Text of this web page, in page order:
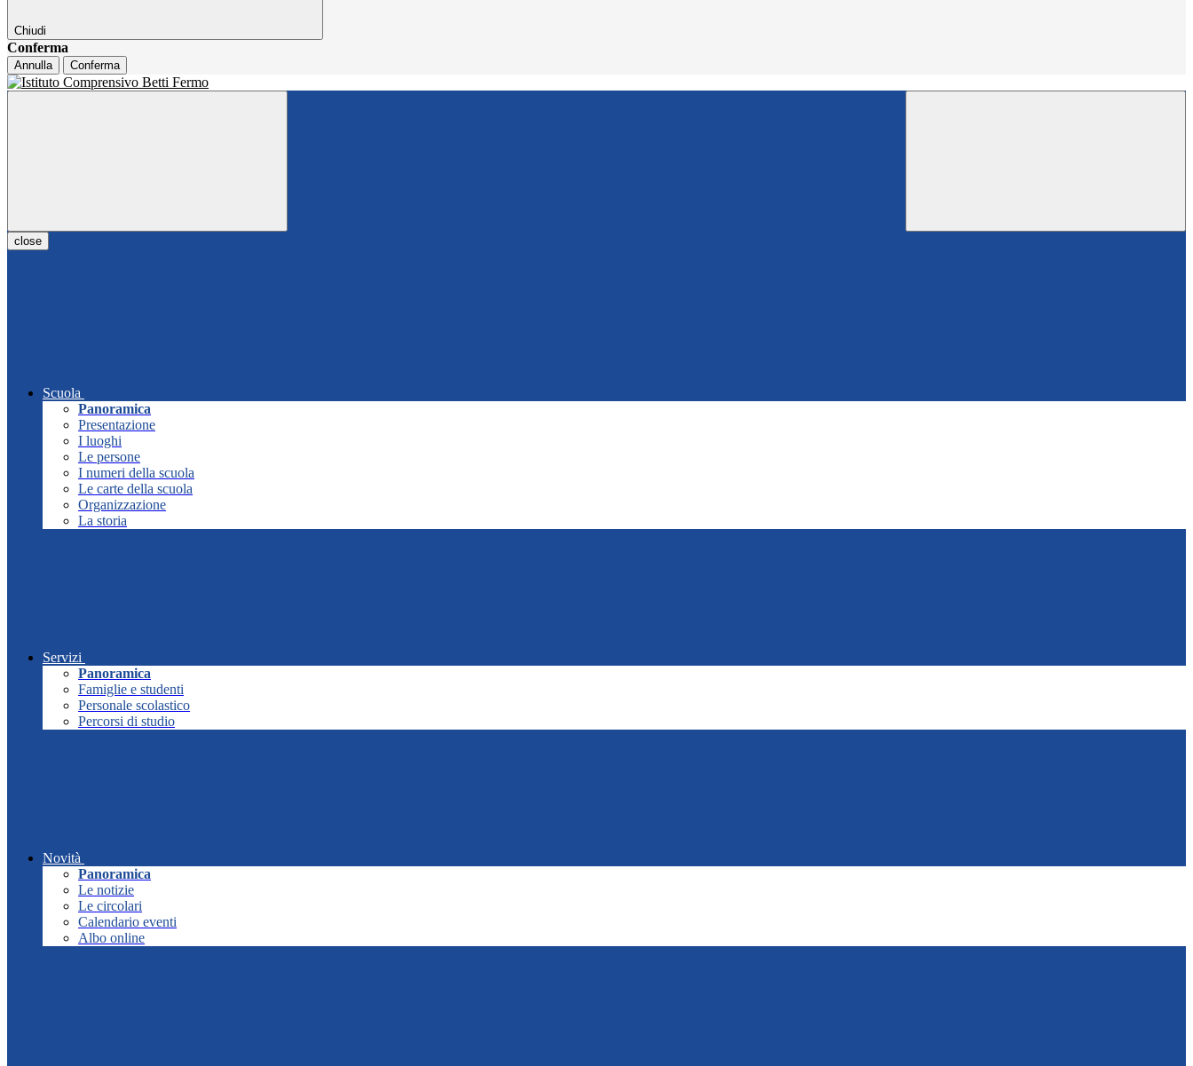
Chiudi
Conferma
Annulla Conferma
close
Scuola
Panoramica
Presentazione
I luoghi
Le persone
I numeri della scuola
Le carte della scuola
Organizzazione
La storia
Servizi
Panoramica
Famiglie e studenti
Personale scolastico
Percorsi di studio
Novità
Panoramica
Le notizie
Le circolari
Calendario eventi
Albo online